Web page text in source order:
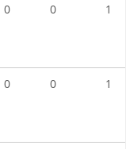
0 0 1
0 0 1